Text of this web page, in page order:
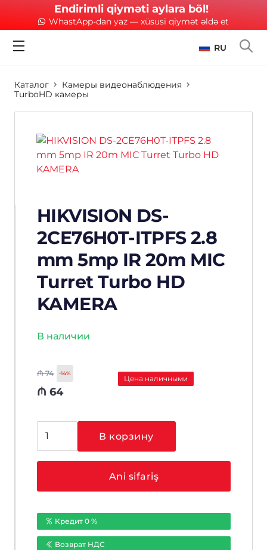
Endirimli qiyməti aylara böl!
WhastApp-dan yaz — xüsusi qiymət əldə et
RU
Каталог
Камеры видеонаблюдения
TurboHD камеры
HIKVISION DS-
2CE76H0T-ITPFS 2.8
mm 5mp IR 20m MIC
Turret Turbo HD
KAMERA
В наличии
₼74 -14%
₼ 64
Цена наличными
товара
2.8
mm
5mp
В корзину
Ani sifariş
Кредит 0 %
Возврат НДС